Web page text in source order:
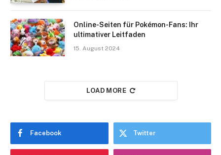
Online-Seiten für Pokémon-Fans: Ihr
ultimativer Leitfaden
15. August 2024
LOAD MORE
Facebook Twitter